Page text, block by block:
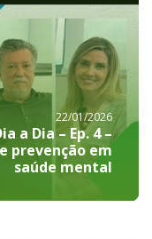
22/01/2026
a Dia – Ep. 4 –
prevenção em
saúde mental